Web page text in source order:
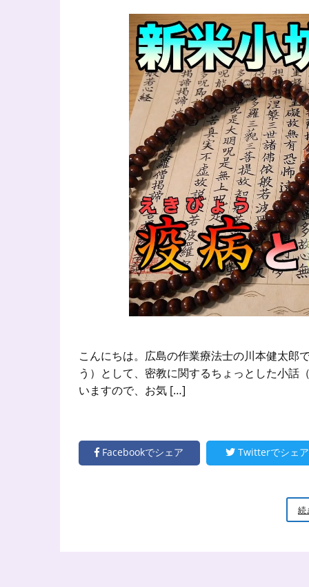
こんにちは。広島の作業療法士の川本健太郎
う）として、密教に関するちょっとした小話
いますので、お気 […]
Facebookでシェア Twitterでシェア
続